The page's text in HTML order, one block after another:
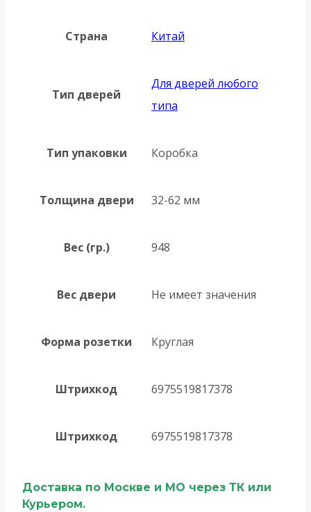
Страна Китай
Тип дверей
Для дверей любого
типа
Тип упаковки Коробка
Толщина двери 32-62 мм
Вес (гр.) 948
Вес двери Не имеет значения
Форма розетки Круглая
Штрихкод 6975519817378
Штрихкод 6975519817378
Доставка по Москве и МО через ТК или
Курьером.